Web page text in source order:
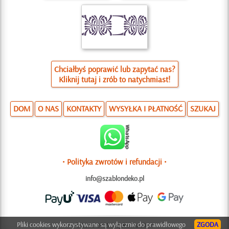
Chciałbyś poprawić lub zapytać nas?
Kliknij tutaj i zrób to natychmiast!
DOM O NAS KONTAKTY WYSYŁKA I PŁATNOŚĆ SZUKAJ
• Polityka zwrotów i refundacji •
info@szablondeko.pl
© 2006-2025 Projekt: Natali M. ZGODA
Pliki cookies wykorzystywane są wyłącznie do prawidłowego